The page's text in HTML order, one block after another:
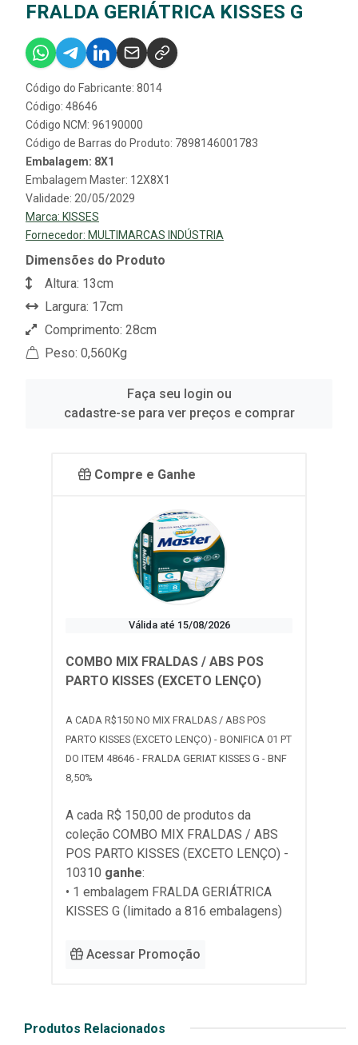
FRALDA GERIÁTRICA KISSES G
Código do Fabricante: 8014
Código: 48646
Código NCM: 96190000
Código de Barras do Produto: 7898146001783
Embalagem: 8X1
Embalagem Master: 12X8X1
Validade: 20/05/2029
Marca: KISSES
Fornecedor: MULTIMARCAS INDÚSTRIA
Dimensões do Produto
Altura: 13cm
Largura: 17cm
Comprimento: 28cm
Peso: 0,560Kg
Faça seu login ou
cadastre-se para ver preços e comprar
Compre e Ganhe
Válida até 15/08/2026
COMBO MIX FRALDAS / ABS POS
PARTO KISSES (EXCETO LENÇO)
A CADA R$150 NO MIX FRALDAS / ABS POS
PARTO KISSES (EXCETO LENÇO) - BONIFICA 01 PT
DO ITEM 48646 - FRALDA GERIAT KISSES G - BNF
8,50%
A cada R$ 150,00 de produtos da
coleção COMBO MIX FRALDAS / ABS
POS PARTO KISSES (EXCETO LENÇO) -
10310 ganhe:
• 1 embalagem FRALDA GERIÁTRICA
KISSES G (limitado a 816 embalagens)
Acessar Promoção
Produtos Relacionados